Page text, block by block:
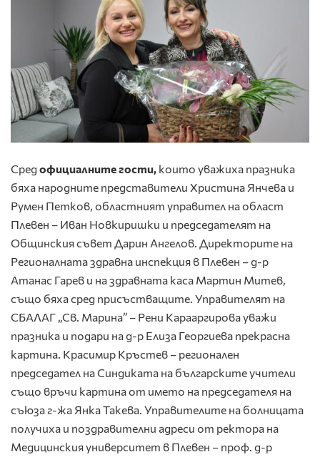
Сред официалните гости, които уважиха празника
бяха народните представители Христина Янчева и
Румен Петков, областният управител на област
Плевен – Иван Новкиришки и председателят на
Общинския съвет Дарин Ангелов. Директорите на
Регионалната здравна инспекция в Плевен – д-р
Атанас Гарев и на здравната каса Мартин Митев,
също бяха сред присъстващите. Управителят на
СБАЛАГ „Св. Марина” – Рени Карааргирова уважи
празника и подари на д-р Елиза Георгиева прекрасна
картина. Красимир Кръстев – регионален
председател на Синдиката на българските учители
също връчи картина от името на председателя на
съюза г-жа Янка Такева. Управителите на болницата
получиха и поздравителни адреси от ректора на
Медицинския университет в Плевен – проф. д-р